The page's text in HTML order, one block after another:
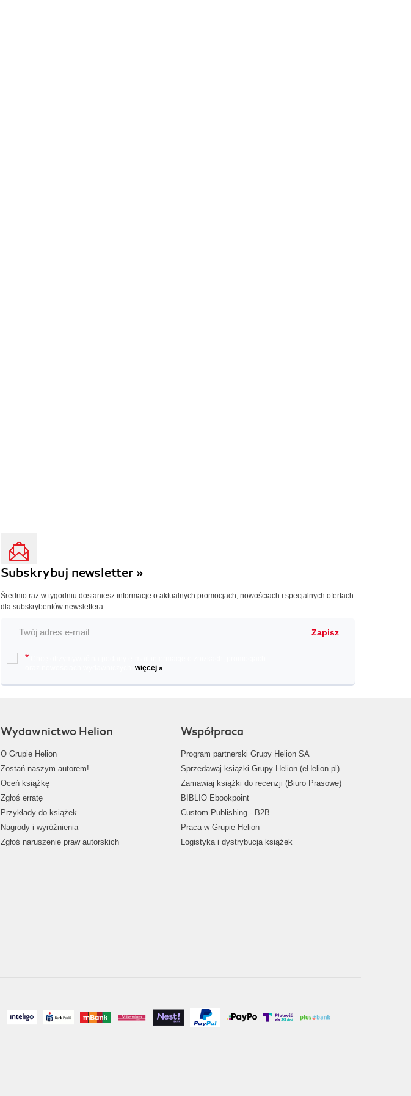
Subskrybuj newsletter »
Średnio raz w tygodniu dostaniesz informacje o aktualnych promocjach, nowościach i specjalnych ofertach
dla subskrybentów newslettera.
Zapisz
*
więcej »
Wydawnictwo Helion
O Grupie Helion
Zostań naszym autorem!
Oceń książkę
Zgłoś erratę
Przykłady do książek
Nagrody i wyróżnienia
Zgłoś naruszenie praw autorskich
Współpraca
Program partnerski Grupy Helion SA
Sprzedawaj książki Grupy Helion (eHelion.pl)
Zamawiaj książki do recenzji (Biuro Prasowe)
BIBLIO Ebookpoint
Custom Publishing - B2B
Praca w Grupie Helion
Logistyka i dystrybucja książek